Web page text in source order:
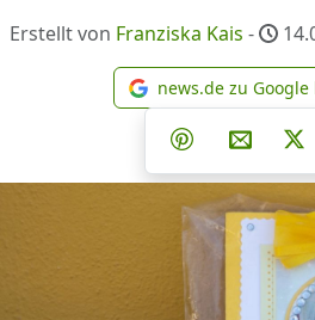
Erstellt von Franziska Kais -
news.de zu
Teilen auf
Teilen auf
Per E-